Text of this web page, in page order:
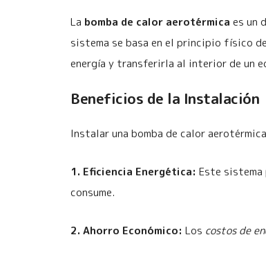
La bomba de calor aerotérmica es un
sistema se basa en el principio físico
energía y transferirla al interior de un
Beneficios de la Instalación
Instalar una bomba de calor
1. Eficiencia Energética: Este sistema
consume.
2. Ahorro Económico: Los costos de